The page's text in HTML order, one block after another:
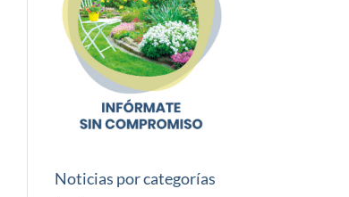
Noticias por categorías